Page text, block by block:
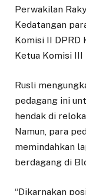
Perwakilan
Kedatangan
Komisi II DPRD
Ketua Komisi III
Rusli
pedagang ini
hendak di
Namun, para
memindahkan
berdagang di
“Dikarnakan